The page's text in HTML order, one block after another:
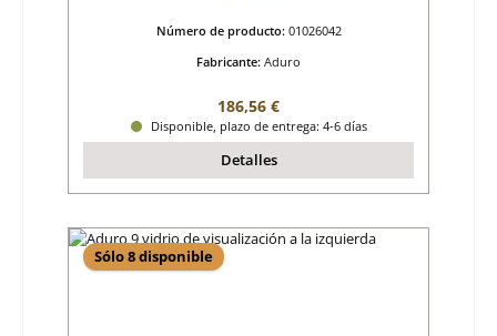
Número de producto: 01026042
Fabricante: Aduro
Precio normal:
186,56 €
Disponible, plazo de entrega: 4-6 días
Detalles
Sólo 8 disponible